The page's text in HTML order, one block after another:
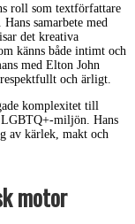
roll som textförfattare
samarbete med
det kreativa
känns både intimt och
med Elton John
och ärligt.
komplexitet till
miljön. Hans
av kärlek, makt och
motor